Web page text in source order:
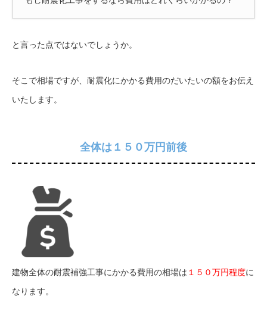
と言った点ではないでしょうか。
そこで相場ですが、耐震化にかかる費用のだいたいの額をお伝え
いたします。
全体は１５０万円前後
建物全体の耐震補強工事にかかる費用の相場は １５０万円程度に
なります。